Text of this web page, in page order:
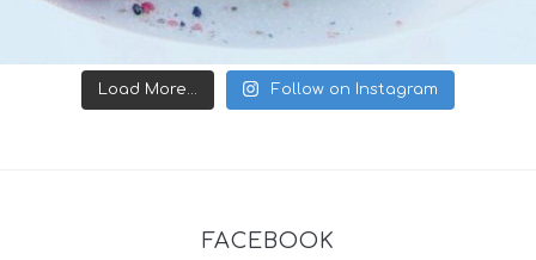
Load More... Follow on Instagram
FACEBOOK